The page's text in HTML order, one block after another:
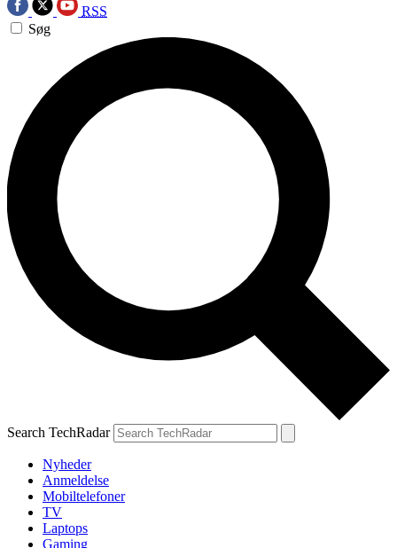
RSS
Søg
Search TechRadar
Nyheder
Anmeldelse
Mobiltelefoner
TV
Laptops
Gaming